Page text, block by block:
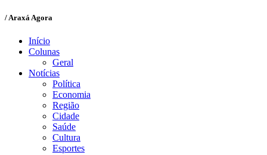
/ Araxá Agora
Início
Colunas
Geral
Notícias
Política
Economia
Região
Cidade
Saúde
Cultura
Esportes